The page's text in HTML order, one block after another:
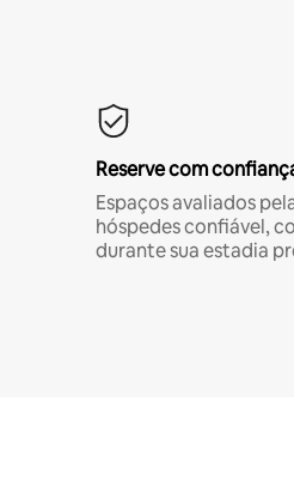
Reserve com
Espaços avaliados
hóspedes confiável,
durante sua estadia